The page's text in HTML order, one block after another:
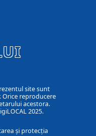
site sunt
reproducere
acestora.
2025.
și protecția